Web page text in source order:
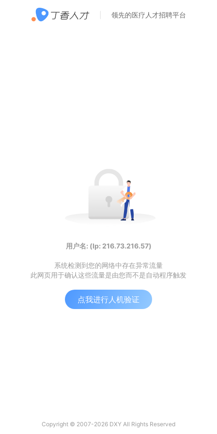
领先的医疗人才招聘平台
用户名: (Ip: 216.73.216.57)
系统检测到您的网络中存在异常流量
此网页用于确认这些流量是由您而不是自动程序触发
点我进行人机验证
Copyright © 2007-2026 DXY All Rights Reserved